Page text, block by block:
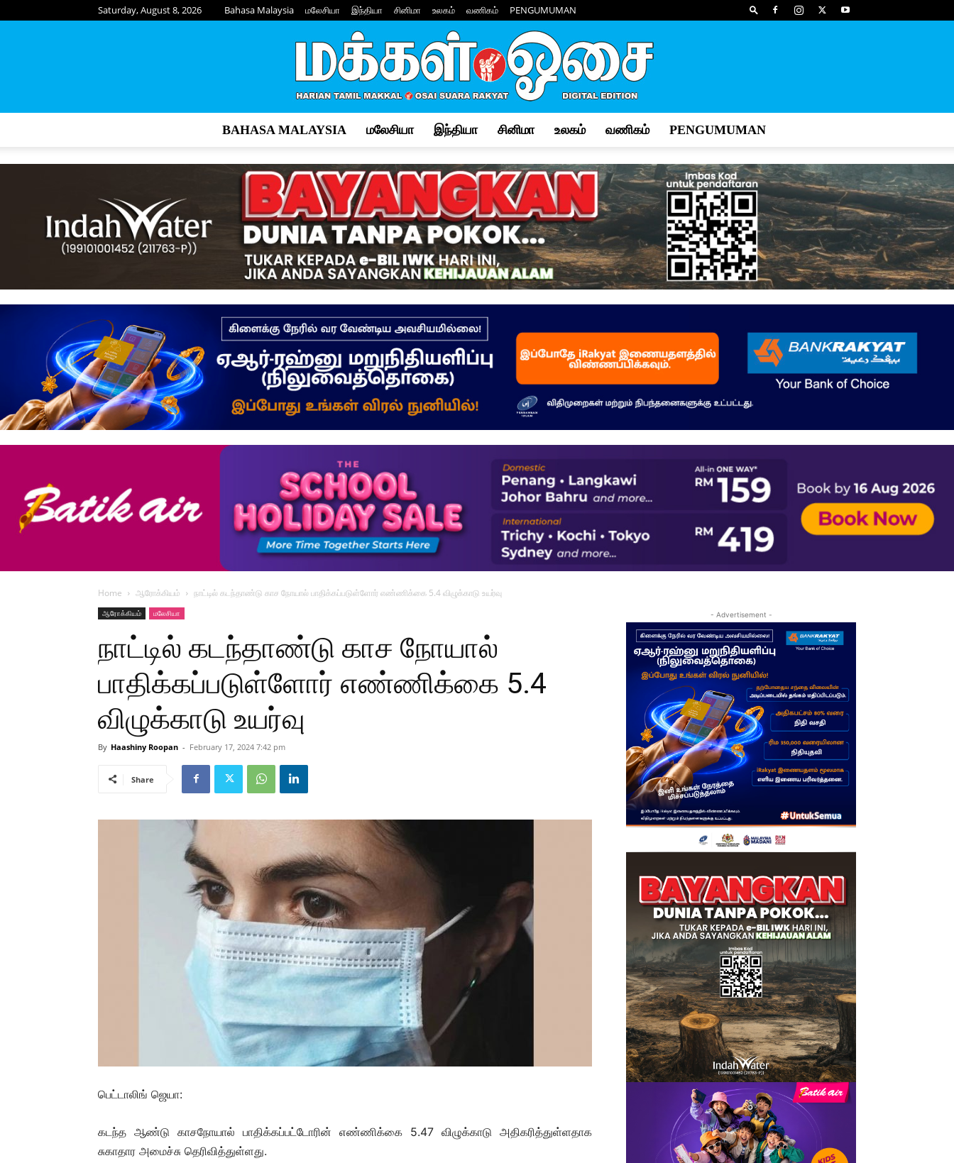
Saturday, August 8, 2026 Bahasa Malaysia மலேசியா இந்தியா சினிமா உலகம் வணிகம் PENGUMUMAN
Osai
–
மக்கள்
BAHASA MALAYSIA மலேசியா இந்தியா சினிமா உலகம் வணிகம் PENGUMUMAN
Home ஆரோக்கியம் நாட்டில் கடந்தாண்டு காச நோயால் பாதிக்கப்படுள்ளோர் எண்ணிக்கை 5.4 விழுக்காடு உயர்வு
ஆரோக்கியம் மலேசியா
நாட்டில் கடந்தாண்டு காச நோயால்
பாதிக்கப்படுள்ளோர் எண்ணிக்கை 5.4
விழுக்காடு உயர்வு
By Haashiny Roopan - February 17, 2024 7:42 pm
Share
பெட்டாலிங் ஜெயா:
கடந்த ஆண்டு காசநோயால் பாதிக்கப்பட்டோரின் எண்ணிக்கை 5.47 விழுக்காடு அதிகரித்துள்ளதாக
சுகாதார அமைச்சு தெரிவித்துள்ளது.
- Advertisement -